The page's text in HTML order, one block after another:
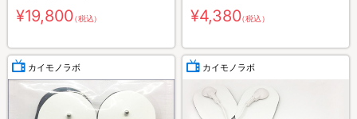
¥19,800（税込） ¥4,380（税込）
カイモノラボ カイモノラボ